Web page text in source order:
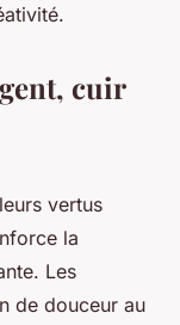
cuir
vertus
la
Les
de douceur au